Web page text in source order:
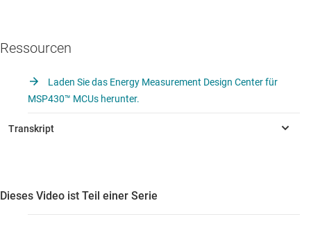
Ressourcen
Laden Sie das Energy Measurement Design Center für
MSP430™ MCUs herunter.
Dieses Video ist Teil einer Serie